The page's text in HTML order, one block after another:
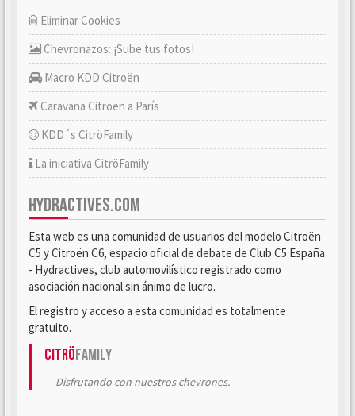
Eliminar Cookies
Chevronazos: ¡Sube tus fotos!
Macro KDD Citroën
Caravana Citroën a París
KDD´s CitröFamily
La iniciativa CitröFamily
HYDRACTIVES.COM
Esta web es una comunidad de usuarios del modelo Citroën
C5 y Citroën C6, espacio oficial de debate de Club C5 España
- Hydractives, club automovilístico registrado como
asociación nacional sin ánimo de lucro.
El registro y acceso a esta comunidad es totalmente
gratuito.
CitröFamily
Disfrutando con nuestros chevrones.